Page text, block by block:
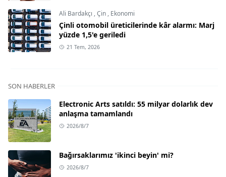
Ali Bardakçı ,Çin , Ekonomi
Çinli otomobil üreticilerinde kâr alarmı: Marj
yüzde 1,5'e geriledi
21 Tem, 2026
SON HABERLER
Electronic Arts satıldı: 55 milyar dolarlık dev
anlaşma tamamlandı
2026/8/7
Bağırsaklarımız 'ikinci beyin' mi?
2026/8/7